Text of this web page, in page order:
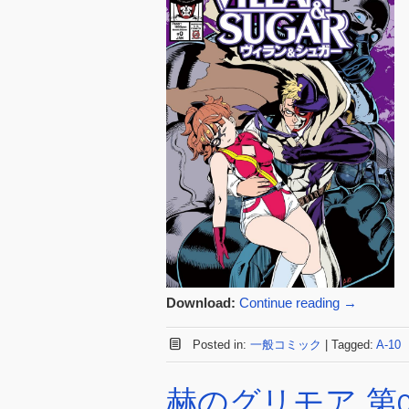
Download: Continue reading →
Posted in: 一般コミック Tagged: A-10